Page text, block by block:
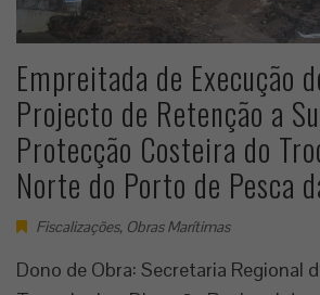
Empreitada de Execução
Projecto de Retenção a
Protecção Costeira do
Norte do Porto de Pesca
Fiscalizações, Obras Marítimas
Dono de Obra: Secretaria Regional